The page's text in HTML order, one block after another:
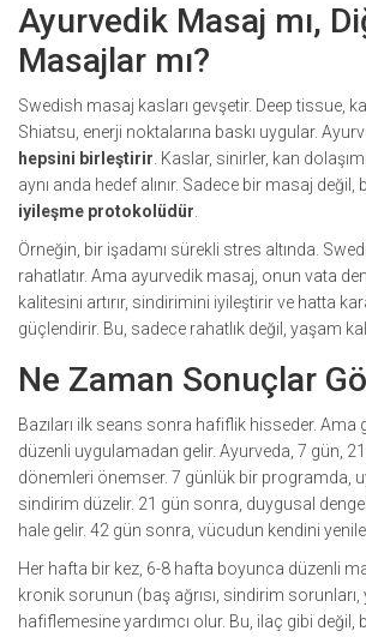
Ayurvedik Masaj mı,
Masajlar mı?
Swedish masaj kasları gevşetir. Deep tissue,
Shiatsu, enerji noktalarına baskı uygular.
hepsini birleştirir. Kaslar, sinirler, kan
aynı anda hedef alınır. Sadece bir masaj değil,
iyileşme protokolüdür.
Örneğin, bir işadamı sürekli stres altında.
rahatlatır. Ama ayurvedik masaj, onun vata
kalitesini artırır, sindirimini iyileştirir ve hatta
güçlendirir. Bu, sadece rahatlık değil, yaşam
Ne Zaman Sonuçlar
Bazıları ilk seans sonra hafiflik hisseder. Ama
düzenli uygulamadan gelir. Ayurveda, 7 gün,
dönemleri önemser. 7 günlük bir programda,
sindirim düzelir. 21 gün sonra, duygusal
hale gelir. 42 gün sonra, vücudun kendini
Her hafta bir kez, 6-8 hafta boyunca düzenli
kronik sorunun (baş ağrısı, sindirim
hafiflemesine yardımcı olur. Bu, ilaç gibi değil,